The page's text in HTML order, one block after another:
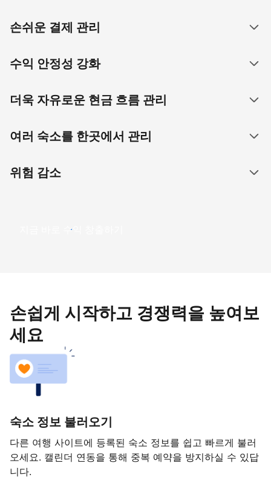
손쉬운 결제 관리
수익 안정성 강화
더욱 자유로운 현금 흐름 관리
여러 숙소를 한곳에서 관리
위험 감소
지금 바로 수익 창출하기
손쉽게 시작하고 경쟁력을 높여보
세요
숙소 정보 불러오기
다른 여행 사이트에 등록된 숙소 정보를 쉽고 빠르게 불러
오세요. 캘린더 연동을 통해 중복 예약을 방지하실 수 있답
니다.